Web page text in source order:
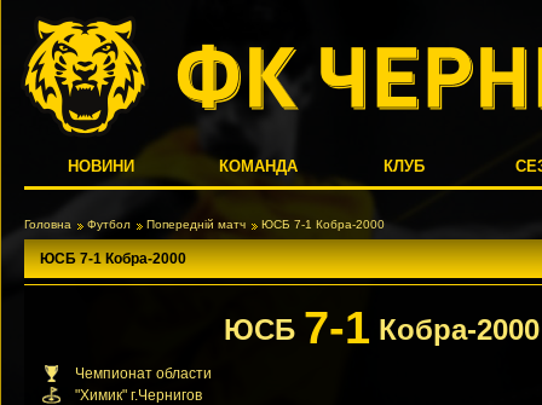
НОВИНИ КОМАНДА КЛУБ
Головна Футбол Попередній матч ЮСБ 7-1 Кобра-2000
ЮСБ 7-1 Кобра-2000
ЮСБ 7-1 Кобра-2000
Чемпионат области
"Химик" г.Чернигов